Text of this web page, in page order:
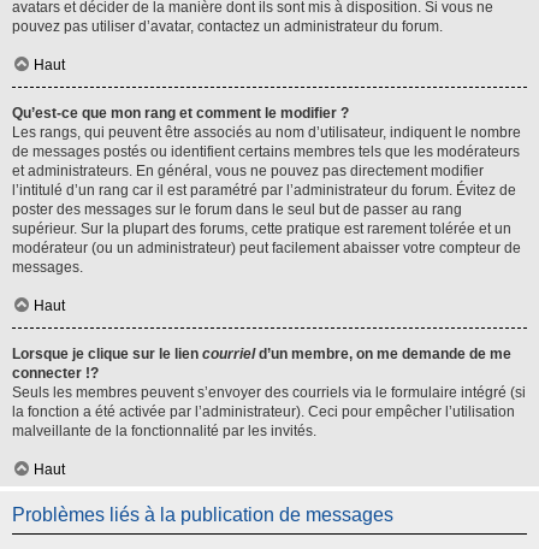
avatars et décider de la manière dont ils sont mis à disposition. Si vous ne
pouvez pas utiliser d’avatar, contactez un administrateur du forum.
Haut
Qu’est-ce que mon rang et comment le modifier ?
Les rangs, qui peuvent être associés au nom d’utilisateur, indiquent le nombre
de messages postés ou identifient certains membres tels que les modérateurs
et administrateurs. En général, vous ne pouvez pas directement modifier
l’intitulé d’un rang car il est paramétré par l’administrateur du forum. Évitez de
poster des messages sur le forum dans le seul but de passer au rang
supérieur. Sur la plupart des forums, cette pratique est rarement tolérée et un
modérateur (ou un administrateur) peut facilement abaisser votre compteur de
messages.
Haut
Lorsque je clique sur le lien courrield’un membre, on me demande de me
connecter !?
Seuls les membres peuvent s’envoyer des courriels via le formulaire intégré (si
la fonction a été activée par l’administrateur). Ceci pour empêcher l’utilisation
malveillante de la fonctionnalité par les invités.
Haut
Problèmes liés à la publication de messages